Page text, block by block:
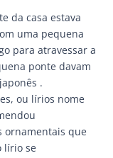
da casa estava
uma pequena
para atravessar a
ponte davam
.
ou lírios nome
ornamentais que
lírio se